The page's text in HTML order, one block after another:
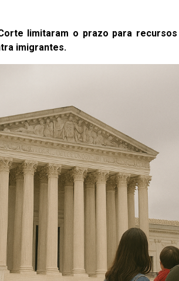
limitaram o prazo para
imigrantes.